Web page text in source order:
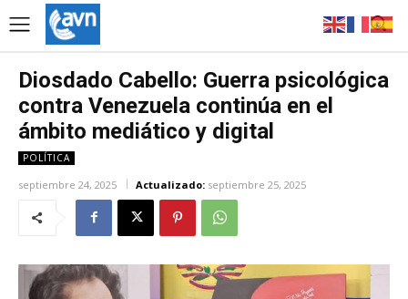
Diosdado Cabello: Guerra psicológica
contra Venezuela continúa en el
ámbito mediático y digital
POLÍTICA
septiembre 24, 2025 Actualizado: septiembre 25, 2025